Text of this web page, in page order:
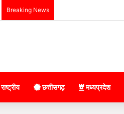
Breaking News
राष्ट्रीय छत्तीसगढ़ मध्यप्रदेश